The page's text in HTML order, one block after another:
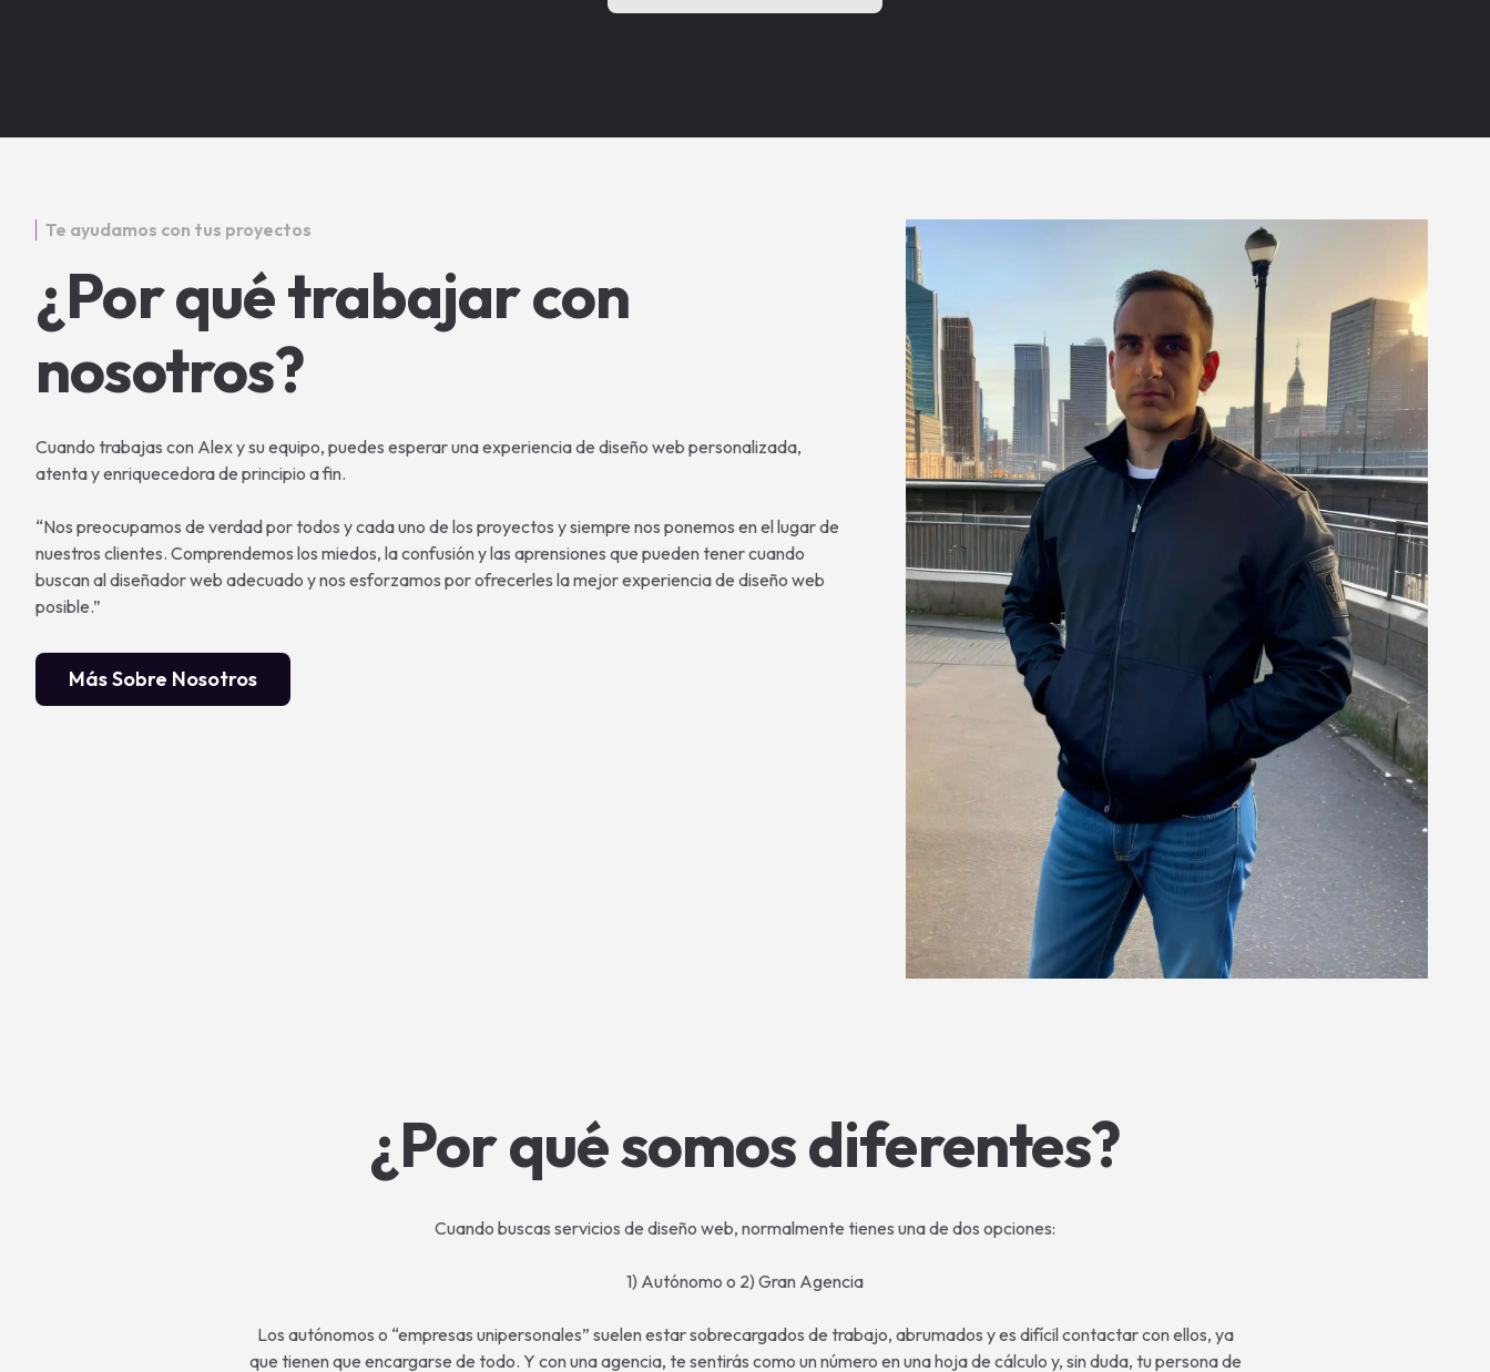
Te ayudamos con tus proyectos
¿Por qué trabajar con
nosotros?
Cuando trabajas con Alex y su equipo, puedes esperar una experiencia de diseño web personalizada,
atenta y enriquecedora de principio a fin.
“Nos preocupamos de verdad por todos y cada uno de los proyectos y siempre nos ponemos en el lugar de
nuestros clientes. Comprendemos los miedos, la confusión y las aprensiones que pueden tener cuando
buscan al diseñador web adecuado y nos esforzamos por ofrecerles la mejor experiencia de diseño web
posible.”
Más Sobre Nosotros
¿Por qué somos diferentes?
Cuando buscas servicios de diseño web, normalmente tienes una de dos opciones:
1) Autónomo o 2) Gran Agencia
Los autónomos o “empresas unipersonales” suelen estar sobrecargados de trabajo, abrumados y es difícil contactar con ellos, ya
que tienen que encargarse de todo. Y con una agencia, te sentirás como un número en una hoja de cálculo y, sin duda, tu persona de